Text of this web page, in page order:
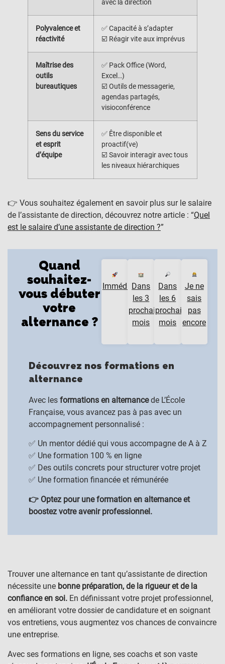
avec la direction
Polyvalence et
réactivité
✅ Capacité à s’adapter
☑️ Réagir vite aux imprévus
Maîtrise des
outils
bureautiques
✅ Pack Office (Word,
Excel…)
☑️ Outils de messagerie,
agendas partagés,
visioconférence
Sens du service
et esprit
d’équipe
✅ Être disponible et
proactif(ve)
☑️ Savoir interagir avec tous
les niveaux hiérarchiques
👉 Vous souhaitez également en savoir plus sur le salaire
de l’assistante de direction, découvrez notre article : “Quel
est le salaire d’une assistante de direction ?”
Quand
souhaitez-
vous débuter
votre
alternance ?
Immédiatement
Dans
les 3
prochains
mois
Dans
les 6
prochains
mois
Je ne
sais
pas
encore
Découvrez nos formations en
alternance
Avec les formations en alternancede L’École
Française, vous avancez pas à pas avec un
accompagnement personnalisé :
✅ Un mentor dédié qui vous accompagne de A à Z
✅ Une formation 100 % en ligne
✅ Des outils concrets pour structurer votre projet
✅ Une formation financée et rémunérée
👉 Optez pour une formation en alternance et
boostez votre avenir professionnel.
Trouver une alternance en tant qu’assistante de direction
nécessite une bonne préparation, de la rigueur et de la
confiance en soi. En définissant votre projet professionnel,
en améliorant votre dossier de candidature et en soignant
vos entretiens, vous augmentez vos chances de convaincre
une entreprise.
Avec ses formations en ligne, ses coachs et son vaste